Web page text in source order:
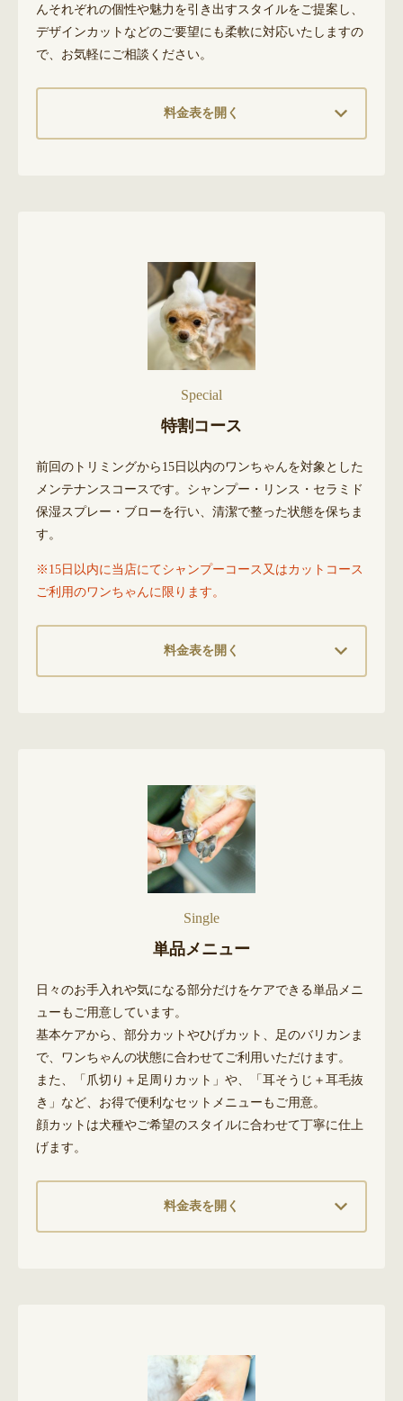
んそれぞれの個性や魅力を引き出すスタイルをご提案し、
デザインカットなどのご要望にも柔軟に対応いたしますの
で、お気軽にご相談ください。
料金表を開く
Special
特割コース
前回のトリミングから15日以内のワンちゃんを対象とした
メンテナンスコースです。シャンプー・リンス・セラミド
保湿スプレー・ブローを行い、清潔で整った状態を保ちま
す。
※15日以内に当店にてシャンプーコース又はカットコース
ご利用のワンちゃんに限ります。
料金表を開く
Single
単品メニュー
日々のお手入れや気になる部分だけをケアできる単品メニ
ューもご用意しています。
基本ケアから、部分カットやひげカット、足のバリカンま
で、ワンちゃんの状態に合わせてご利用いただけます。
また、「爪切り＋足周りカット」や、「耳そうじ＋耳毛抜
き」など、お得で便利なセットメニューもご用意。
顔カットは犬種やご希望のスタイルに合わせて丁寧に仕上
げます。
料金表を開く